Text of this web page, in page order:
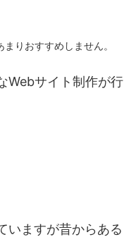
りおすすめしません。
Webサイト制作が行
いますが昔からある